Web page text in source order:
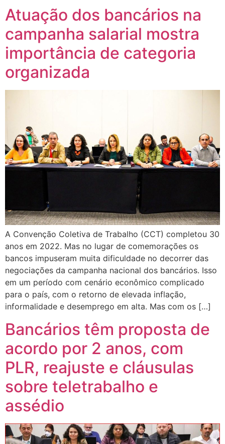
Atuação dos bancários na
campanha salarial mostra
importância de categoria
organizada
A Convenção Coletiva de Trabalho (CCT) completou 30
anos em 2022. Mas no lugar de comemorações os
bancos impuseram muita dificuldade no decorrer das
negociações da campanha nacional dos bancários. Isso
em um período com cenário econômico complicado
para o país, com o retorno de elevada inflação,
informalidade e desemprego em alta. Mas com os […]
Bancários têm proposta de
acordo por 2 anos, com
PLR, reajuste e cláusulas
sobre teletrabalho e
assédio